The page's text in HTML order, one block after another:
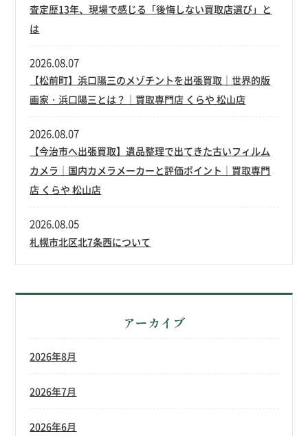
査定歴13年、現場で感じる「後悔しない買取店選び」と
は
【松前町】浜口陽三のメゾチントを出張買取｜世界的版
画家・浜口陽三とは？｜買取専門店 くらや 松山店
2026.08.07
【今治市へ出張買取】遺品整理で出てきた古いフィルム
カメラ｜国内カメラメーカーと評価ポイント｜買取専門
店 くらや 松山店
2026.08.07
札幌市北区北7条西について
2026.08.05
アーカイブ
2026年8月
2026年7月
2026年6月